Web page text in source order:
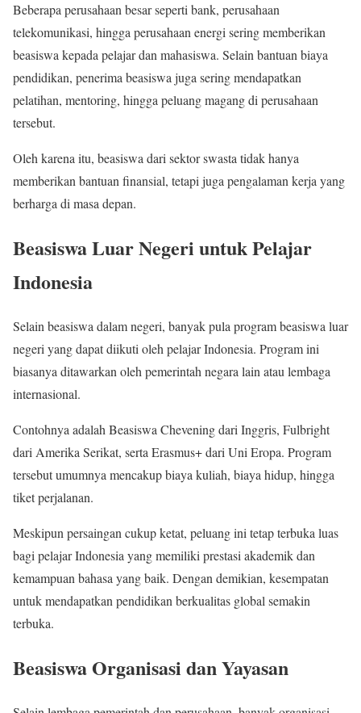
Beberapa perusahaan besar seperti bank, perusahaan
telekomunikasi, hingga perusahaan energi sering memberikan
beasiswa kepada pelajar dan mahasiswa. Selain bantuan biaya
pendidikan, penerima beasiswa juga sering mendapatkan
pelatihan, mentoring, hingga peluang magang di perusahaan
tersebut.
Oleh karena itu, beasiswa dari sektor swasta tidak hanya
memberikan bantuan finansial, tetapi juga pengalaman kerja yang
berharga di masa depan.
Beasiswa Luar Negeri untuk Pelajar
Indonesia
Selain beasiswa dalam negeri, banyak pula program beasiswa luar
negeri yang dapat diikuti oleh pelajar Indonesia. Program ini
biasanya ditawarkan oleh pemerintah negara lain atau lembaga
internasional.
Contohnya adalah Beasiswa Chevening dari Inggris, Fulbright
dari Amerika Serikat, serta Erasmus+ dari Uni Eropa. Program
tersebut umumnya mencakup biaya kuliah, biaya hidup, hingga
tiket perjalanan.
Meskipun persaingan cukup ketat, peluang ini tetap terbuka luas
bagi pelajar Indonesia yang memiliki prestasi akademik dan
kemampuan bahasa yang baik. Dengan demikian, kesempatan
untuk mendapatkan pendidikan berkualitas global semakin
terbuka.
Beasiswa Organisasi dan Yayasan